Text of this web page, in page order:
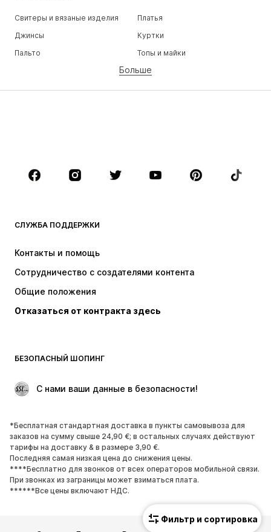
Фильтр и сортировка
Свитеры и вязаные изделия
Платья
Джинсы
Куртки
Пальто
Топы и майки
Белье
Юбки
Блузки и туники
Аксессуары
Премиум
НОВИНКИ
Куртки
Белье
Пальто
Юбки
Поводы
ЭКСКЛЮЗИВ
ОБУВЬ
НОВИНКИ
Модные тенденции
Кроссовки и кеды
Ботинки
Лодочки и туфли на высоких
Полуботинки
Больше
СЛУЖБА ПОДДЕРЖКИ
Контакты и помощь
Сотрудничество с создателями контента
Общие положения
Отказаться от контракта здесь
БЕЗОПАСНЫЙ ШОПИНГ
С нами ваши данные в безопасности!
*Бесплатная стандартная доставка в пункты самовывоза для
заказов на сумму свыше 24,90 €; в остальных случаях действуют
тарифы на доставку & в размере 3,90 €.
Последняя самая низкая цена до снижения цены.
****Бесплатно для звонков от всех операторов мобильной связи.
При звонках из заграницы может взиматься плата.
******Все цены включают НДС.